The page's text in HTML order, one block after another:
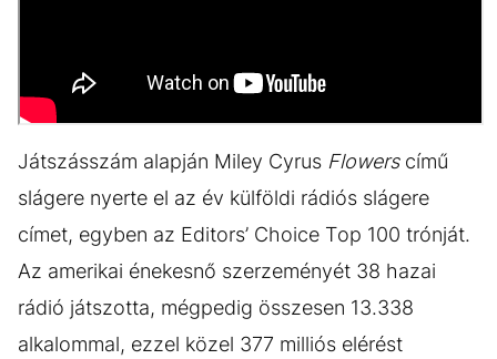
Játszásszám alapján Miley Cyrus Flowerscímű
slágere nyerte el az év külföldi rádiós slágere
címet, egyben az Editors’ Choice Top 100 trónját.
Az amerikai énekesnő szerzeményét 38 hazai
rádió játszotta, mégpedig összesen 13.338
alkalommal, ezzel közel 377 milliós elérést